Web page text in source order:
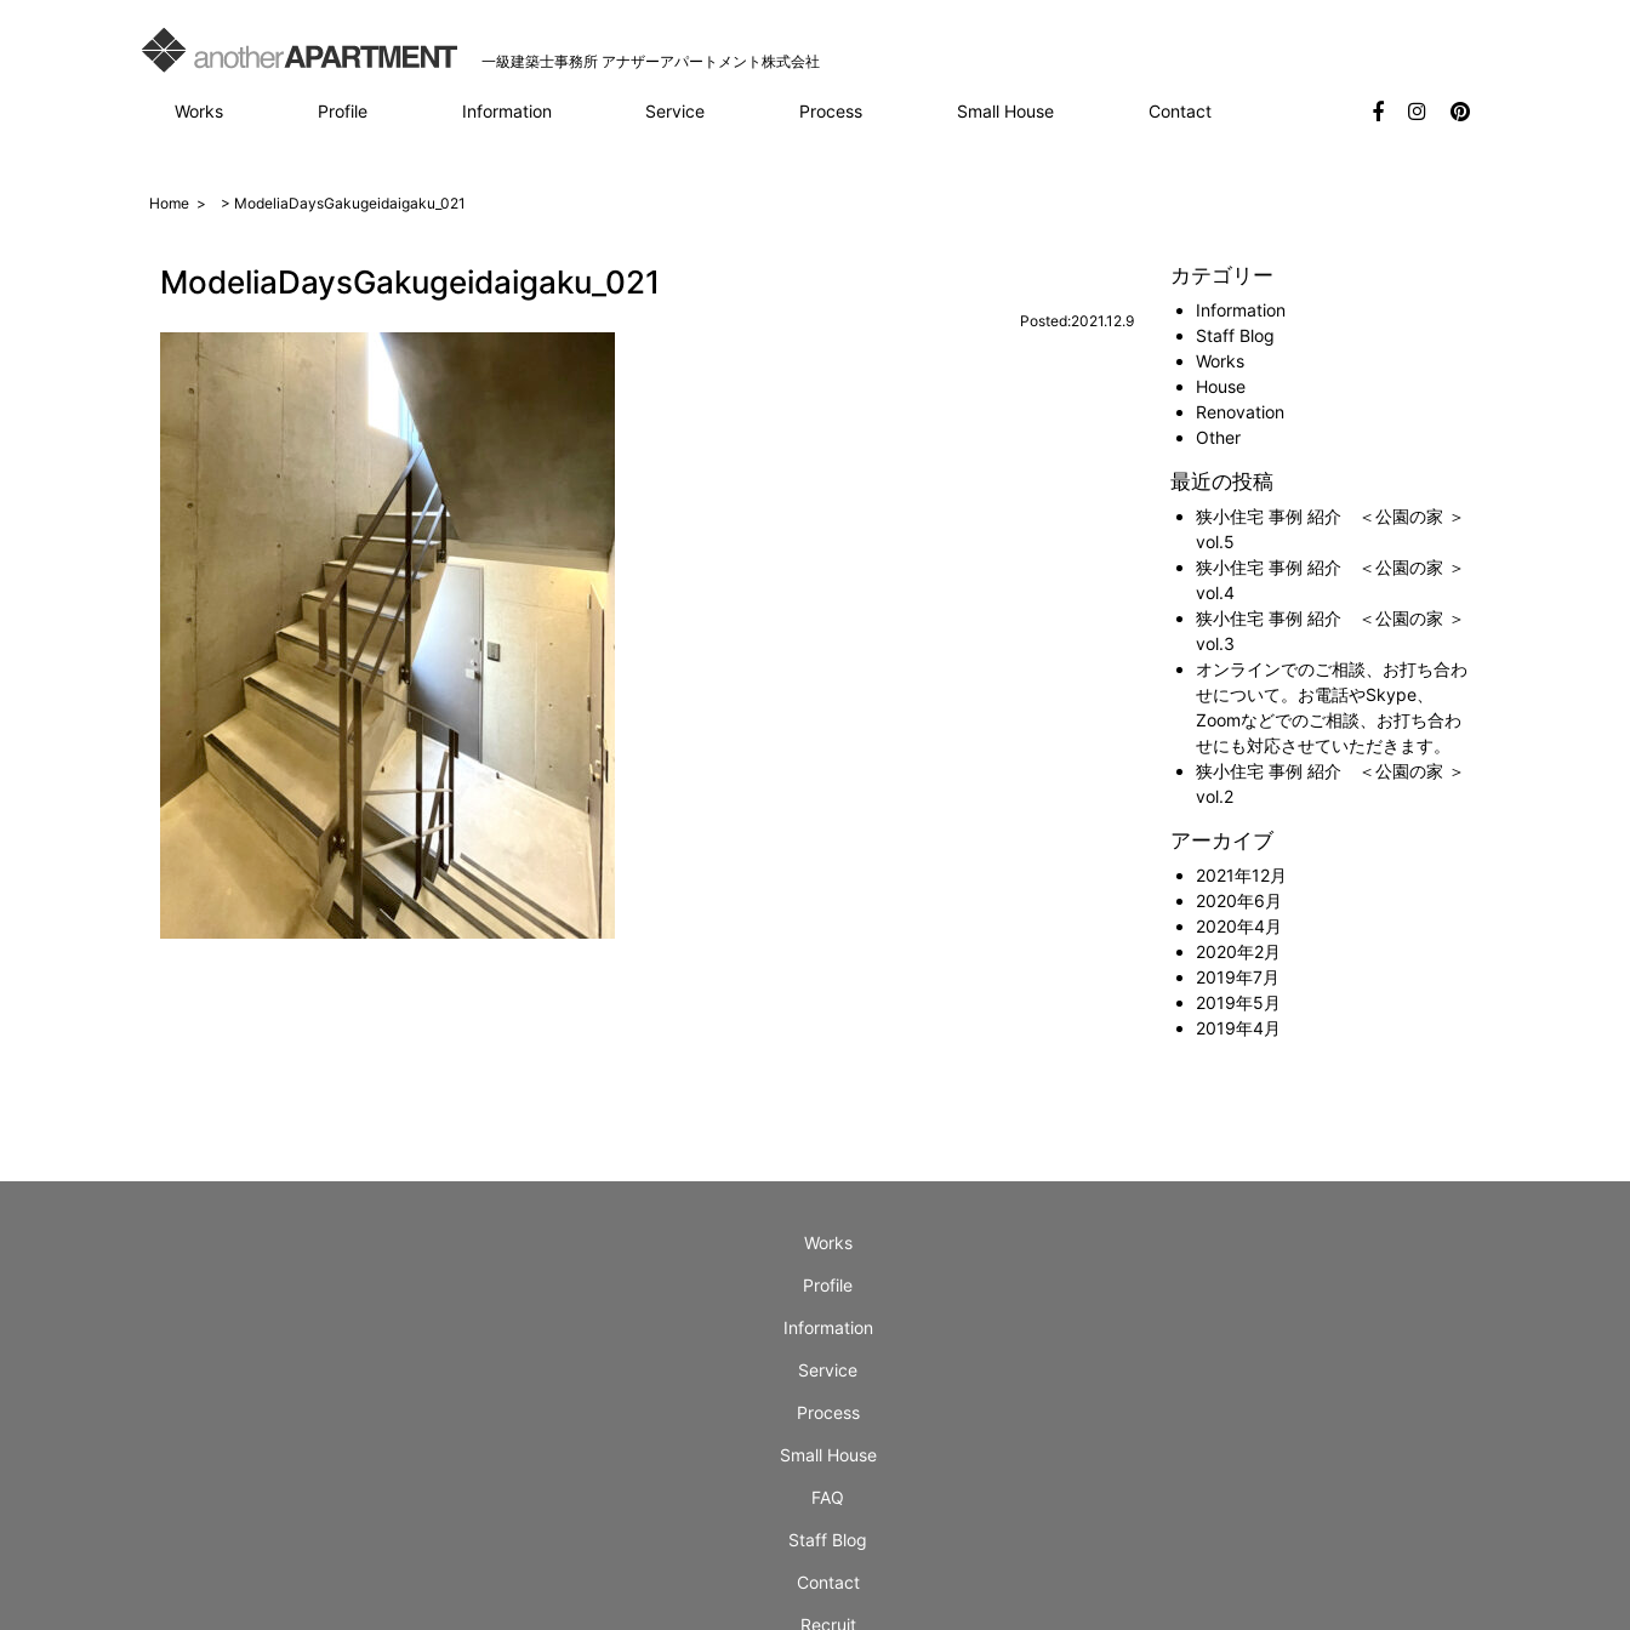
一級建築士事務所 アナザーアパートメント株式会社
Works Profile Information Service Process Small House Contact
Home > > ModeliaDaysGakugeidaigaku_021
ModeliaDaysGakugeidaigaku_021
Posted:2021.12.9
カテゴリー
Information
Staff Blog
Works
House
Renovation
Other
最近の投稿
狭小住宅 事例 紹介 ＜公園の家 ＞
vol.5
狭小住宅 事例 紹介 ＜公園の家 ＞
vol.4
狭小住宅 事例 紹介 ＜公園の家 ＞
vol.3
オンラインでのご相談、お打ち合わ
せについて。お電話やSkype、
Zoomなどでのご相談、お打ち合わ
せにも対応させていただきます。
狭小住宅 事例 紹介 ＜公園の家 ＞
vol.2
アーカイブ
2021年12月
2020年6月
2020年4月
2020年2月
2019年7月
2019年5月
2019年4月
Works
Profile
Information
Service
Process
Small House
FAQ
Staff Blog
Contact
Recruit